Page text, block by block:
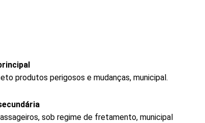
produtos perigosos e mudanças, municipal.
sob regime de fretamento, municipal